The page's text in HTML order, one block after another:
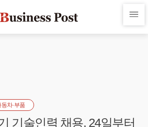
차·부품
기술인력 채용, 24일부터